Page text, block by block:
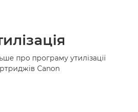
про програму утилізації
Canon